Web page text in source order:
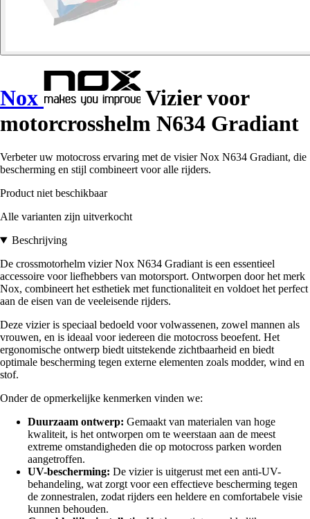
Nox
Vizier voor
motorcrosshelm N634 Gradiant
Verbeter uw motocross ervaring met de visier Nox N634 Gradiant, die
bescherming en stijl combineert voor alle rijders.
Product niet beschikbaar
Alle varianten zijn uitverkocht
Beschrijving
De crossmotorhelm vizier Nox N634 Gradiant is een essentieel
accessoire voor liefhebbers van motorsport. Ontworpen door het merk
Nox, combineert het esthetiek met functionaliteit en voldoet het perfect
aan de eisen van de veeleisende rijders.
Deze vizier is speciaal bedoeld voor volwassenen, zowel mannen als
vrouwen, en is ideaal voor iedereen die motocross beoefent. Het
ergonomische ontwerp biedt uitstekende zichtbaarheid en biedt
optimale bescherming tegen externe elementen zoals modder, wind en
stof.
Onder de opmerkelijke kenmerken vinden we:
Duurzaam ontwerp: Gemaakt van materialen van hoge
kwaliteit, is het ontworpen om te weerstaan aan de meest
extreme omstandigheden die op motocross parken worden
aangetroffen.
UV-bescherming: De vizier is uitgerust met een anti-UV-
behandeling, wat zorgt voor een effectieve bescherming tegen
de zonnestralen, zodat rijders een heldere en comfortabele visie
kunnen behouden.